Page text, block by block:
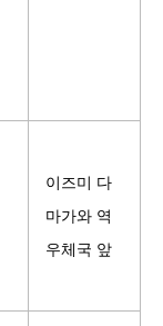
이즈미 다
마가와 역
우체국 앞